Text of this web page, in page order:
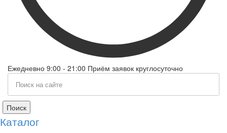
Ежедневно 9:00 - 21:00 Приём заявок круглосуточно
Поиск
Каталог